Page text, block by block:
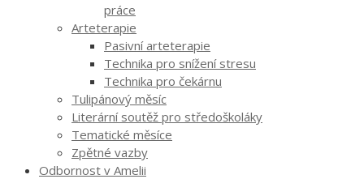
práce
Arteterapie
Pasivní arteterapie
Technika pro snížení stresu
Technika pro čekárnu
Tulipánový měsíc
Literární soutěž pro středoškoláky
Tematické měsíce
Zpětné vazby
Odbornost v Amelii